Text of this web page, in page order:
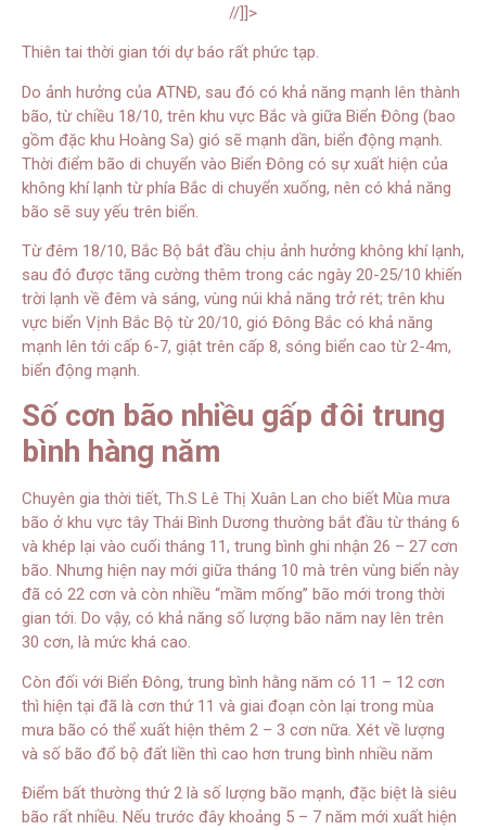
//]]>
Thiên tai thời gian tới dự báo rất phức tạp.
Do ảnh hưởng của ATNĐ, sau đó có khả năng mạnh lên thành
bão, từ chiều 18/10, trên khu vực Bắc và giữa Biển Đông (bao
gồm đặc khu Hoàng Sa) gió sẽ mạnh dần, biển động mạnh.
Thời điểm bão di chuyển vào Biển Đông có sự xuất hiện của
không khí lạnh từ phía Bắc di chuyển xuống, nên có khả năng
bão sẽ suy yếu trên biển.
Từ đêm 18/10, Bắc Bộ bắt đầu chịu ảnh hưởng không khí lạnh,
sau đó được tăng cường thêm trong các ngày 20-25/10 khiến
trời lạnh về đêm và sáng, vùng núi khả năng trở rét; trên khu
vực biển Vịnh Bắc Bộ từ 20/10, gió Đông Bắc có khả năng
mạnh lên tới cấp 6-7, giật trên cấp 8, sóng biển cao từ 2-4m,
biển động mạnh.
Số cơn bão nhiều gấp đôi trung
bình hàng năm
Chuyên gia thời tiết, Th.S Lê Thị Xuân Lan cho biết Mùa mưa
bão ở khu vực tây Thái Bình Dương thường bắt đầu từ tháng 6
và khép lại vào cuối tháng 11, trung bình ghi nhận 26 – 27 cơn
bão. Nhưng hiện nay mới giữa tháng 10 mà trên vùng biển này
đã có 22 cơn và còn nhiều “mầm mống” bão mới trong thời
gian tới. Do vậy, có khả năng số lượng bão năm nay lên trên
30 cơn, là mức khá cao.
Còn đối với Biển Đông, trung bình hằng năm có 11 – 12 cơn
thì hiện tại đã là cơn thứ 11 và giai đoạn còn lại trong mùa
mưa bão có thể xuất hiện thêm 2 – 3 cơn nữa. Xét về lượng
và số bão đổ bộ đất liền thì cao hơn trung bình nhiều năm
Điểm bất thường thứ 2 là số lượng bão mạnh, đặc biệt là siêu
bão rất nhiều. Nếu trước đây khoảng 5 – 7 năm mới xuất hiện